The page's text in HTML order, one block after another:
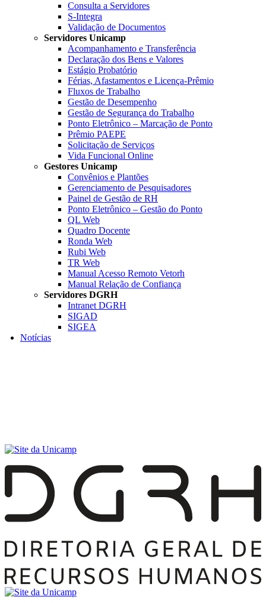
Consulta a Servidores
S-Integra
Validação de Documentos
Servidores Unicamp
Acompanhamento e Transferência
Declaração dos Bens e Valores
Estágio Probatório
Férias, Afastamentos e Licença-Prêmio
Fluxos de Trabalho
Gestão de Desempenho
Gestão de Segurança do Trabalho
Ponto Eletrônico – Marcação de Ponto
Prêmio PAEPE
Solicitação de Serviços
Vida Funcional Online
Gestores Unicamp
Convênios e Plantões
Gerenciamento de Pesquisadores
Painel de Gestão de RH
Ponto Eletrônico – Gestão do Ponto
QL Web
Quadro Docente
Ronda Web
Rubi Web
TR Web
Manual Acesso Remoto Vetorh
Manual Relação de Confiança
Servidores DGRH
Intranet DGRH
SIGAD
SIGEA
Notícias